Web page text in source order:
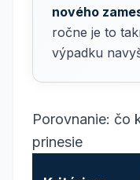
nového
ročne je to
výpadku
Porovnanie: čo
prinesie